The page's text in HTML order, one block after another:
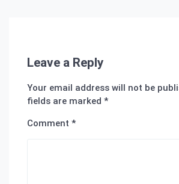
Leave a Reply
Your email address will not be
fields are marked *
Comment *